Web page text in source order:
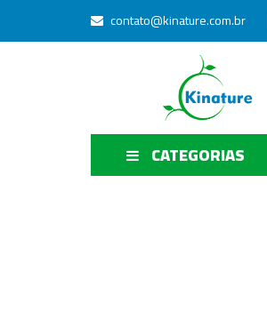
contato@kinature.com.br
CATEGORIAS